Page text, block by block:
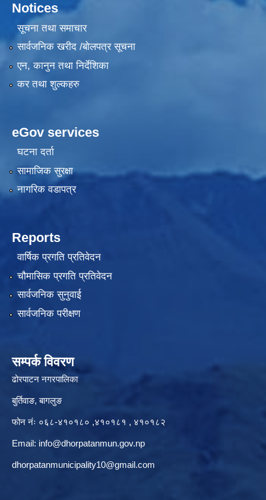
Notices
सूचना तथा समाचार
सार्वजनिक खरीद /बोलपत्र सूचना
एन, कानुन तथा निर्देशिका
कर तथा शुल्कहरु
eGov services
घटना दर्ता
सामाजिक सुरक्षा
नागरिक वडापत्र
Reports
वार्षिक प्रगति प्रतिवेदन
चौमासिक प्रगति प्रतिवेदन
सार्वजनिक सुनुवाई
सार्वजनिक परीक्षण
सम्पर्क विवरण
ढोरपाटन नगरपालिका
बुर्तिवाङ, बागलुङ
फोन नंः ०६८-४१०१८० ,४१०१८१ , ४१०१८२
Email: info@dhorpatanmun.gov.np
dhorpatanmunicipality10@gmail.com